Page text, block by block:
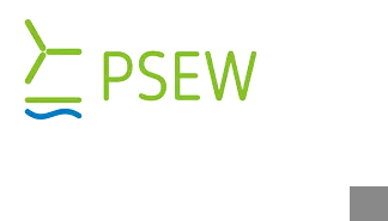
Przejdź
zawartości